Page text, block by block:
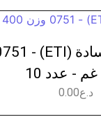
د.ع0.00